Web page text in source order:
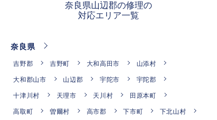
奈良県山辺郡の修理の
対応エリア一覧
奈良県
吉野郡 吉野町 大和高田市
山添村
大和郡山市
山辺郡 宇陀市
宇陀郡
十津川村
天理市 天川村
田原本町
高取町
曽爾村 高市郡 下市町
下北山村